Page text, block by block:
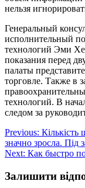
нельзя
Генеральный
исполнительный
технологий Эми
показания перед
палаты
торговле. Также в
технологий. В
следом за
Навігація
записів
Previous: Кількість
значно зросла. Під
Next: Как быстро
Залишити